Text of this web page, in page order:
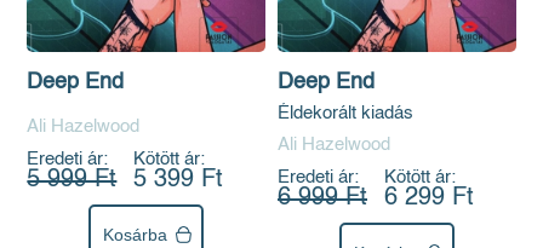
Deep End
Ali Hazelwood
Eredeti ár:
5 999 Ft
Kötött ár:
5 399 Ft
Kosárba
Deep End
Éldekorált kiadás
Ali Hazelwood
Eredeti ár:
6 999 Ft
Kötött ár:
6 299 Ft